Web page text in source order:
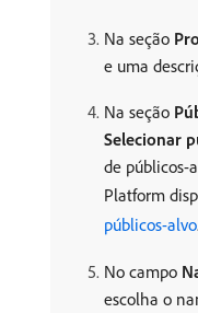
Na seção
e uma
Na seção
Selecionar
de públicos-
Platform
públicos-alvo.
No campo
escolha o